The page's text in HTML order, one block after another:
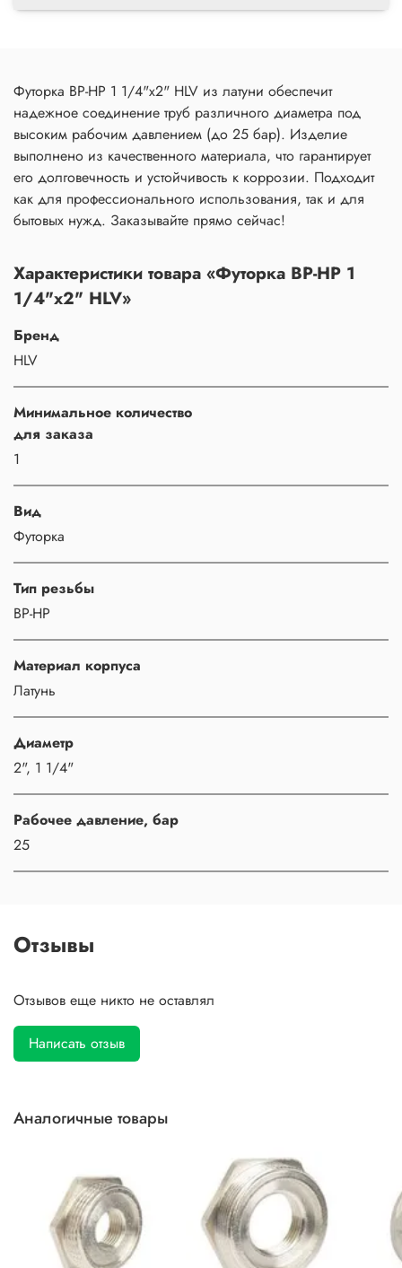
Футорка ВР-НР 1 1/4"х2" HLV из латуни обеспечит
надежное соединение труб различного диаметра под
высоким рабочим давлением (до 25 бар). Изделие
выполнено из качественного материала, что гарантирует
его долговечность и устойчивость к коррозии. Подходит
как для профессионального использования, так и для
бытовых нужд. Заказывайте прямо сейчас!
Характеристики товара «Футорка ВР-НР 1
1/4"х2" HLV»
Бренд
HLV
Минимальное количество
для заказа
1
Вид
Футорка
Тип резьбы
ВР-НР
Материал корпуса
Латунь
Диаметр
2", 1 1/4"
Рабочее давление, бар
25
Отзывы
Отзывов еще никто не оставлял
Написать отзыв
Аналогичные товары